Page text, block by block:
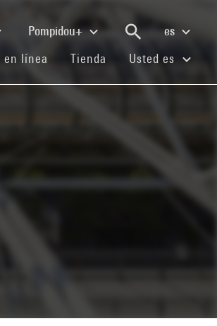
Pompidou+
es
en línea (current)
Tienda (current)
Usted es